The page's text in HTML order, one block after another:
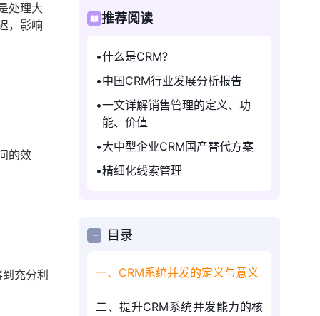
处理大
，影响
的效
充分利
推荐阅读
什么是CRM?
中国CRM行业发展分析报告
一文详解销售管理的定义、功
能、价值
大中型企业CRM国产替代方案
精细化线索管理
目录
一、CRM系统并发的定义与意义
二、提升CRM系统并发能力的核